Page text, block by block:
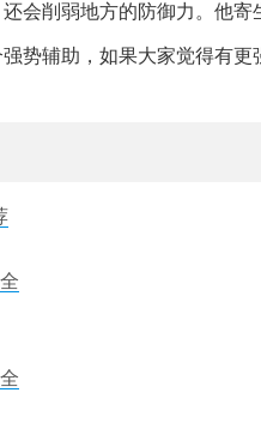
会削弱地方的防御力。他寄
势辅助，如果大家觉得有